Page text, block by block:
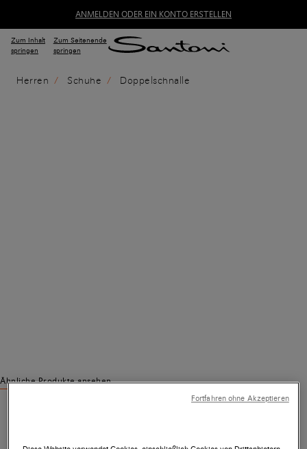
ANMELDEN ODER EIN KONTO ERSTELLEN
Zum Inhalt
springen
Zum Seitenende
springen
Herren Schuhe Doppelschnalle
Ähnliche Produkte ansehen
Fortfahren ohne Akzeptieren